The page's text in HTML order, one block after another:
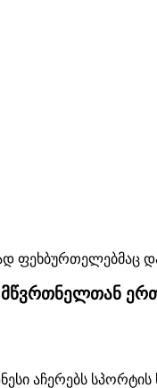
მწვრთნელთან
აჩერებს